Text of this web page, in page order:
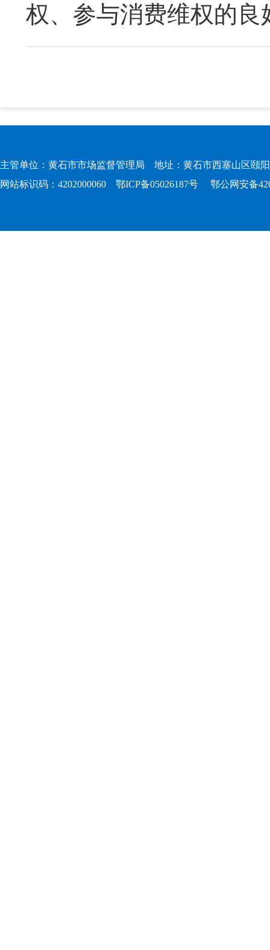
权、参与消费维权的良
主管单位：黄石市市场监督管理局 地址：黄石市西塞山区颐
网站标识码：4202000060 鄂ICP备05026187号 鄂公网安备